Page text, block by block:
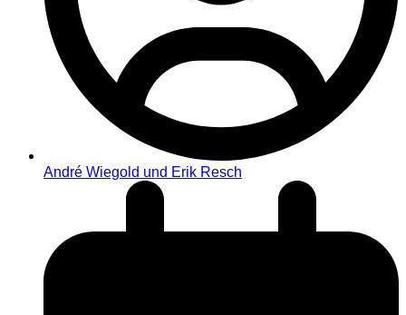
André Wiegold und Erik Resch